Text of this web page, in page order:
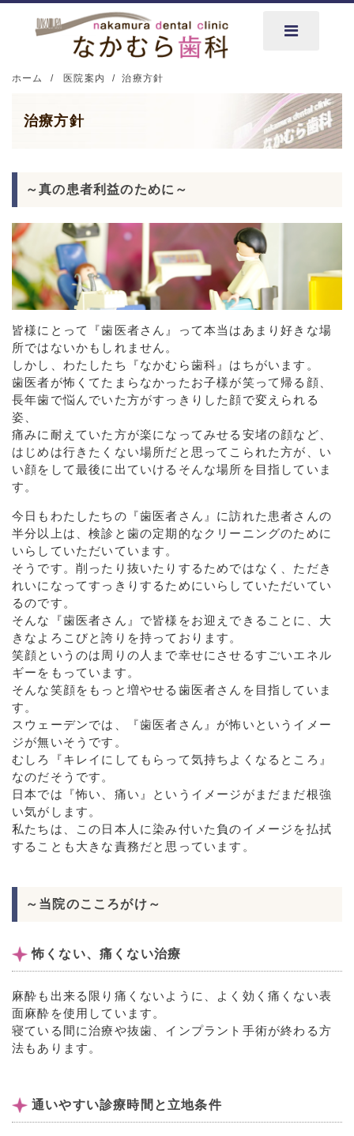
ホーム 医院案内 治療方針
治療方針
～真の患者利益のために～
皆様にとって『歯医者さん』って本当はあまり好きな場
所ではないかもしれません。
しかし、わたしたち『なかむら歯科』はちがいます。
歯医者が怖くてたまらなかったお子様が笑って帰る顔、
長年歯で悩んでいた方がすっきりした顔で変えられる
姿、
痛みに耐えていた方が楽になってみせる安堵の顔など、
はじめは行きたくない場所だと思ってこられた方が、い
い顔をして最後に出ていけるそんな場所を目指していま
す。
今日もわたしたちの『歯医者さん』に訪れた患者さんの
半分以上は、検診と歯の定期的なクリーニングのために
いらしていただいています。
そうです。削ったり抜いたりするためではなく、ただき
れいになってすっきりするためにいらしていただいてい
るのです。
そんな『歯医者さん』で皆様をお迎えできることに、大
きなよろこびと誇りを持っております。
笑顔というのは周りの人まで幸せにさせるすごいエネル
ギーをもっています。
そんな笑顔をもっと増やせる歯医者さんを目指していま
す。
スウェーデンでは、『歯医者さん』が怖いというイメー
ジが無いそうです。
むしろ『キレイにしてもらって気持ちよくなるところ』
なのだそうです。
日本では『怖い、痛い』というイメージがまだまだ根強
い気がします。
私たちは、この日本人に染み付いた負のイメージを払拭
することも大きな責務だと思っています。
～当院のこころがけ～
怖くない、痛くない治療
麻酔も出来る限り痛くないように、よく効く痛くない表
面麻酔を使用しています。
寝ている間に治療や抜歯、インプラント手術が終わる方
法もあります。
通いやすい診療時間と立地条件